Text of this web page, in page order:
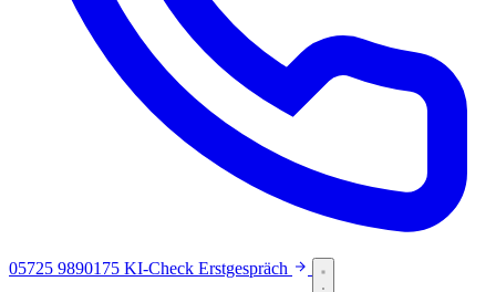
05725 9890175 KI-Check Erstgespräch